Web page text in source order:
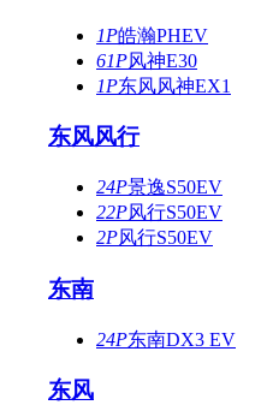
1P皓瀚PHEV
61P风神E30
1P东风风神EX1
东风风行
24P景逸S50EV
22P风行S50EV
2P风行S50EV
东南
24P东南DX3 EV
东风